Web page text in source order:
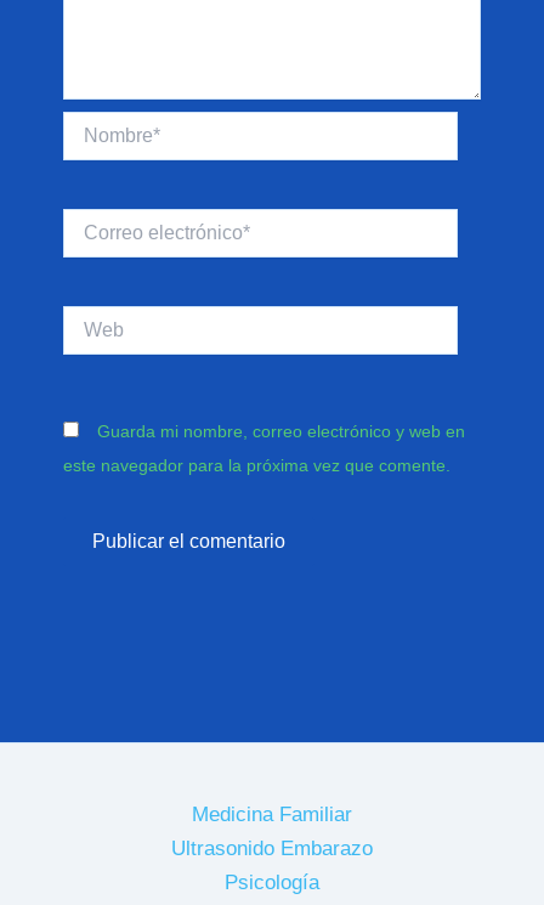
Nombre*
electrónico*
Guarda mi nombre, correo electrónico y web en
este navegador para la próxima vez que comente.
Medicina Familiar
Ultrasonido Embarazo
Psicología